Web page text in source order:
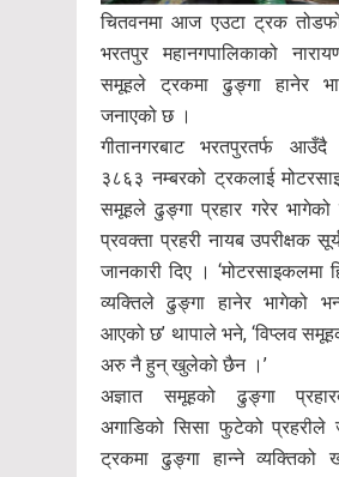
चितवनमा आज एउटा ट्रक
भरतपुर महानगपालिकाको
समूहले ट्रकमा ढुङ्गा हानेर
जनाएको छ ।
गीतानगरबाट भरतपुरतर्फ
३८६३ नम्बरको ट्रकलाई
समूहले ढुङ्गा प्रहार गरेर भागेको
प्रवक्ता प्रहरी नायब उपरीक्षक
जानकारी दिए । ‘मोटरसाइकलमा
व्यक्तिले ढुङ्गा हानेर भागेको
आएको छ’ थापाले भने, ‘विप्लव
अरु नै हुन् खुलेको छैन ।’
अज्ञात समूहको ढुङ्गा
अगाडिको सिसा फुटेको प्रहरीले
ट्रकमा ढुङ्गा हान्ने व्यक्तिको